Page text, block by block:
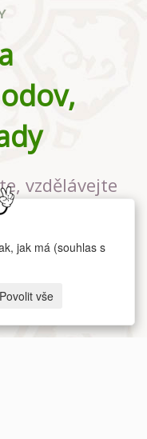
vzdělávejte
studiu v
jak má (souhlas s
Povolit vše